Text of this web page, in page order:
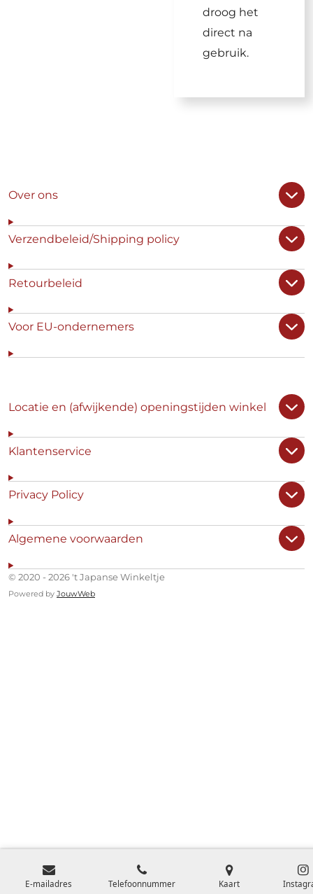
droog het
direct na
gebruik.
Over ons
Verzendbeleid/Shipping policy
Retourbeleid
Voor EU-ondernemers
Locatie en (afwijkende) openingstijden winkel
Klantenservice
Privacy Policy
Algemene voorwaarden
© 2020 - 2026 't Japanse Winkeltje
Powered by JouwWeb
E-mailadres Telefoonnummer Kaart